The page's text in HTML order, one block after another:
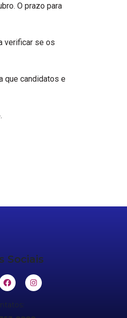
O prazo para
verificar se os
que candidatos e
Sociais